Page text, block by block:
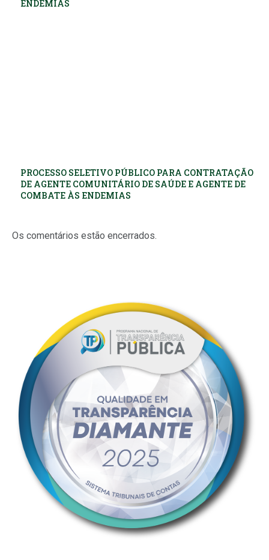
ENDEMIAS
PROCESSO SELETIVO PÚBLICO PARA CONTRATAÇÃO
DE AGENTE COMUNITÁRIO DE SAÚDE E AGENTE DE
COMBATE ÀS ENDEMIAS
Os comentários estão encerrados.